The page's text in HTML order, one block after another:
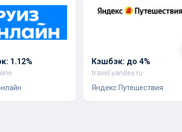
1.12% Кэшбэк: до 4%
travel.yandex.ru
Яндекс.Путешествия